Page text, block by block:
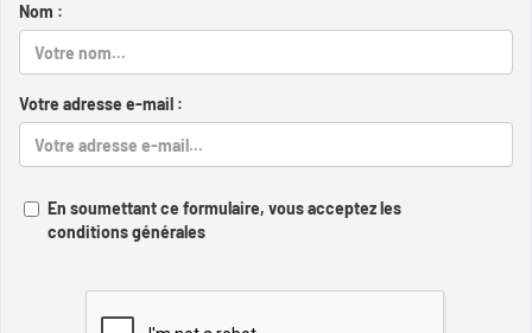
Nom :
Votre adresse e-mail :
En soumettant ce formulaire, vous acceptez les
conditions générales